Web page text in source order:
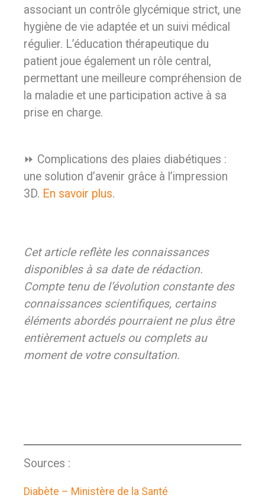
associant un contrôle glycémique strict, une
hygiène de vie adaptée et un suivi médical
régulier. L’éducation thérapeutique du
patient joue également un rôle central,
permettant une meilleure compréhension de
la maladie et une participation active à sa
prise en charge.
⏩ Complications des plaies diabétiques :
une solution d’avenir grâce à l’impression
3D. En savoir plus.
Cet article reflète les connaissances
disponibles à sa date de rédaction.
Compte tenu de l’évolution constante des
connaissances scientifiques, certains
éléments abordés pourraient ne plus être
entièrement actuels ou complets au
moment de votre consultation.
Sources :
Diabète – Ministère de la Santé